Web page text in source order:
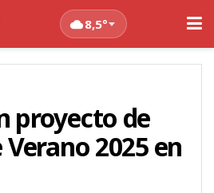
8,5°
proyecto de
Verano 2025 en